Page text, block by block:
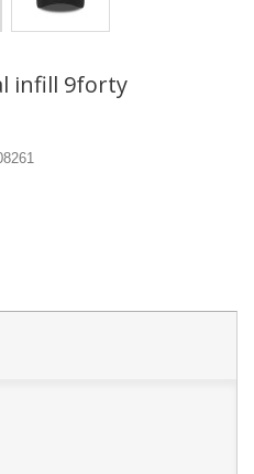
infill 9forty